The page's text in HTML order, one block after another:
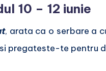
10 – 12 iunie
, arata ca o serbare a
pregateste-te pentru